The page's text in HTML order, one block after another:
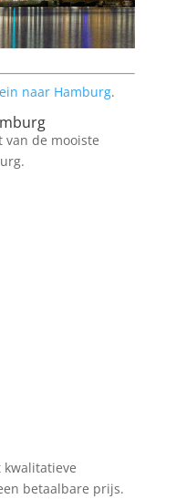
naar Hamburg.
de mooiste
kwalitatieve
betaalbare prijs.